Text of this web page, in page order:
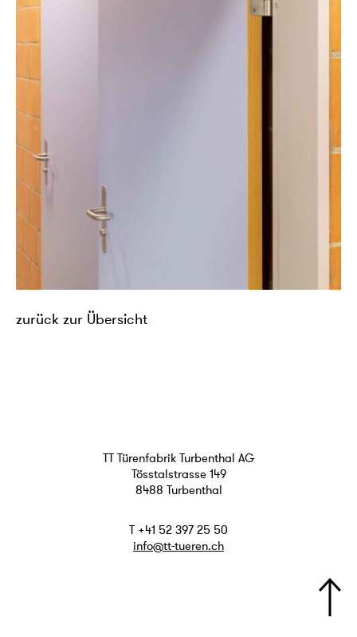
zurück zur Übersicht
TT Türenfabrik Turbenthal AG
Tösstalstrasse 149
8488 Turbenthal
T +41 52 397 25 50
info@tt-tueren.ch